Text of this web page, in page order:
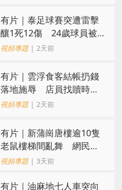
有片｜泰足球賽突遭雷擊
釀1死12傷 24歲球員被
閃電劈中亡
視頻專題| 2天前
​有片｜雲浮食客結帳扔錢
落地施辱 店員找贖時還
施彼身獲老闆肯定
視頻專題| 2天前
有片｜新蒲崗唐樓逾10隻
老鼠樓梯間亂舞 網民嚇
親：每次經過都要好大勇
視頻專題| 3天前
有片｜油麻地七人車突向